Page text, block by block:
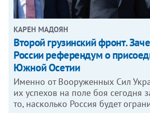
КАРЕН МАДОЯН
Второй грузинский фронт.
России референдум о
Южной Осетии
Именно от Вооруженных Сил
их успехов на поле боя сегодня
то, насколько Россия будет